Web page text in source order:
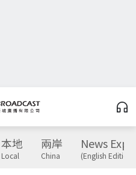
本地
Local
兩岸
China
News
(English Edition)